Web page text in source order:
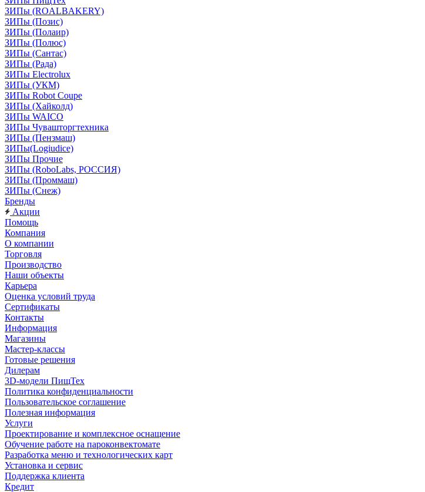
ЗИПы (ROALBAKERY)
ЗИПы (Позис)
ЗИПы (Полаир)
ЗИПы (Полюс)
ЗИПы (Сантас)
ЗИПы (Рада)
ЗИПы Electrolux
ЗИПы (УКМ)
ЗИПы Robot Coupe
ЗИПы (Хайколд)
ЗИПы WAICO
ЗИПы Чувашторгтехника
ЗИПы (Пензмаш)
ЗИПы(Logiudice)
ЗИПы Прочие
ЗИПы (RoboLabs, РОССИЯ)
ЗИПы (Проммаш)
ЗИПы (Снеж)
Бренды
Акции
Помощь
Компания
О компании
Торговля
Производство
Наши объекты
Карьера
Оценка условий труда
Сертификаты
Контакты
Информация
Магазины
Мастер-классы
Готовые решения
Дилерам
3D-модели ПищТех
Политика конфиденциальности
Пользовательское соглашение
Полезная информация
Услуги
Проектирование и комплексное оснащение
Обучение работе на пароконвектомате
Разработка меню и технологических карт
Установка и сервис
Поддержка клиента
Кредит